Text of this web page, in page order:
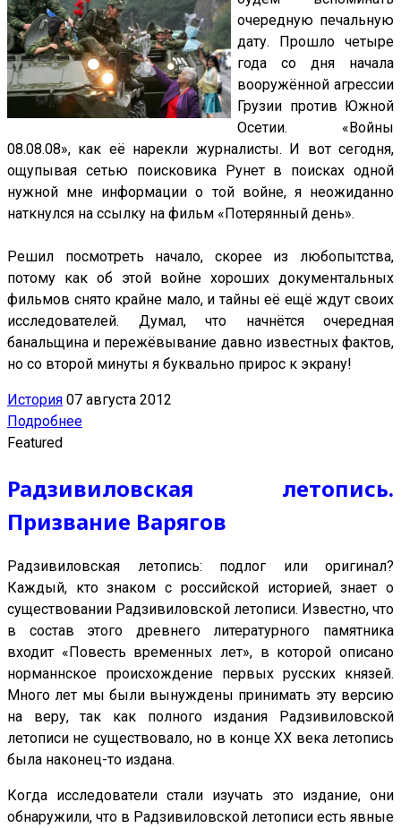
очередную печальную
дату. Прошло четыре
года со дня начала
вооружённой агрессии
Грузии против Южной
Осетии. «Войны
08.08.08», как её нарекли журналисты. И вот сегодня,
ощупывая сетью поисковика Рунет в поисках одной
нужной мне информации о той войне, я неожиданно
наткнулся на ссылку на фильм «Потерянный день».
Решил посмотреть начало, скорее из любопытства,
потому как об этой войне хороших документальных
фильмов снято крайне мало, и тайны её ещё ждут своих
исследователей. Думал, что начнётся очередная
банальщина и пережёвывание давно известных фактов,
но со второй минуты я буквально прирос к экрану!
История 07 августа 2012
Подробнее
Featured
Радзивиловская летопись.
Призвание Варягов
Радзивиловская летопись: подлог или оригинал?
Каждый, кто знаком с российской историей, знает о
существовании Радзивиловской летописи. Известно, что
в состав этого древнего литературного памятника
входит «Повесть временных лет», в которой описано
норманнское происхождение первых русских князей.
Много лет мы были вынуждены принимать эту версию
на веру, так как полного издания Радзивиловской
летописи не существовало, но в конце XX века летопись
была наконец-то издана.
Когда исследователи стали изучать это издание, они
обнаружили, что в Радзивиловской летописи есть явные